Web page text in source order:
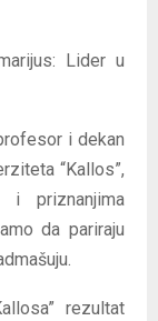
Lider u
i dekan
“Kallos”,
i priznanjima
da pariraju
rezultat